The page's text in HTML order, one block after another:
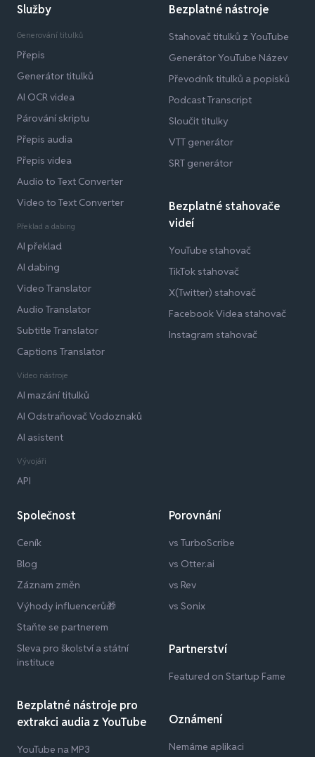
Služby
Generování titulků
Přepis
Generátor titulků
AI OCR videa
Párování skriptu
Přepis audia
Přepis videa
Audio to Text Converter
Video to Text Converter
Překlad a dabing
AI překlad
AI dabing
Video Translator
Audio Translator
Subtitle Translator
Captions Translator
Video nástroje
AI mazání titulků
AI Odstraňovač Vodoznaků
AI asistent
Vývojáři
API
Bezplatné nástroje
Stahovač titulků z YouTube
Generátor YouTube Název
Převodník titulků a popisků
Podcast Transcript
Sloučit titulky
VTT generátor
SRT generátor
Bezplatné stahovače
videí
YouTube stahovač
TikTok stahovač
X(Twitter) stahovač
Facebook Videa stahovač
Instagram stahovač
Společnost
Ceník
Blog
Záznam změn
Výhody influencerů🎁
Staňte se partnerem
Sleva pro školství a státní
instituce
Bezplatné nástroje pro
extrakci audia z YouTube
YouTube na MP3
Porovnání
vs TurboScribe
vs Otter.ai
vs Rev
vs Sonix
Partnerství
Featured on Startup Fame
Oznámení
Nemáme aplikaci